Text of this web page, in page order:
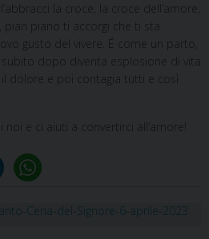
la croce, la croce dell’amore,
piano ti accorgi che ti sta
gusto del vivere. É come un parto,
dopo diventa esplosione di vita
dolore e poi contagia tutti e così
e ci aiuti a convertirci all’amore!
Cena-del-Signore-6-aprile-2023